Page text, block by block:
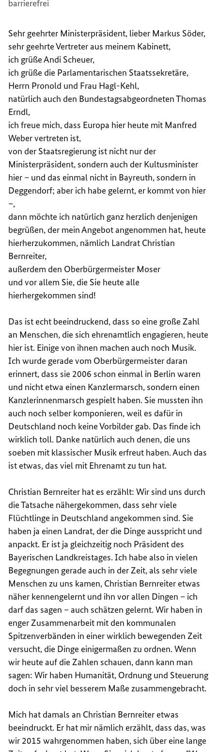
barrierefrei
Sehr geehrter Ministerpräsident, lieber Markus Söder,
sehr geehrte Vertreter aus meinem Kabinett,
ich grüße Andi Scheuer,
ich grüße die Parlamentarischen Staatssekretäre,
Herrn Pronold und Frau Hagl-Kehl,
natürlich auch den Bundestagsabgeordneten Thomas
Erndl,
ich freue mich, dass Europa hier heute mit Manfred
Weber vertreten ist,
von der Staatsregierung ist nicht nur der
Ministerpräsident, sondern auch der Kultusminister
hier – und das einmal nicht in Bayreuth, sondern in
Deggendorf; aber ich habe gelernt, er kommt von hier
–,
dann möchte ich natürlich ganz herzlich denjenigen
begrüßen, der mein Angebot angenommen hat, heute
hierherzukommen, nämlich Landrat Christian
Bernreiter,
außerdem den Oberbürgermeister Moser
und vor allem Sie, die Sie heute alle
hierhergekommen sind!
Das ist echt beeindruckend, dass so eine große Zahl
an Menschen, die sich ehrenamtlich engagieren, heute
hier ist. Einige von ihnen machen auch noch Musik.
Ich wurde gerade vom Oberbürgermeister daran
erinnert, dass sie 2006 schon einmal in Berlin waren
und nicht etwa einen Kanzlermarsch, sondern einen
Kanzlerinnenmarsch gespielt haben. Sie mussten ihn
auch noch selber komponieren, weil es dafür in
Deutschland noch keine Vorbilder gab. Das finde ich
wirklich toll. Danke natürlich auch denen, die uns
soeben mit klassischer Musik erfreut haben. Auch das
ist etwas, das viel mit Ehrenamt zu tun hat.
Christian Bernreiter hat es erzählt: Wir sind uns durch
die Tatsache nähergekommen, dass sehr viele
Flüchtlinge in Deutschland angekommen sind. Sie
haben ja einen Landrat, der die Dinge ausspricht und
anpackt. Er ist ja gleichzeitig noch Präsident des
Bayerischen Landkreistages. Ich habe also in vielen
Begegnungen gerade auch in der Zeit, als sehr viele
Menschen zu uns kamen, Christian Bernreiter etwas
näher kennengelernt und ihn vor allen Dingen – ich
darf das sagen – auch schätzen gelernt. Wir haben in
enger Zusammenarbeit mit den kommunalen
Spitzenverbänden in einer wirklich bewegenden Zeit
versucht, die Dinge einigermaßen zu ordnen. Wenn
wir heute auf die Zahlen schauen, dann kann man
sagen: Wir haben Humanität, Ordnung und Steuerung
doch in sehr viel besserem Maße zusammengebracht.
Mich hat damals an Christian Bernreiter etwas
beeindruckt. Er hat mir nämlich erzählt, dass das, was
wir 2015 wahrgenommen haben, sich über eine lange